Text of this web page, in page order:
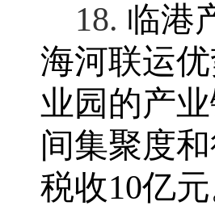
18. 临港
海河联运
业园的产
间集聚度
税收10亿元